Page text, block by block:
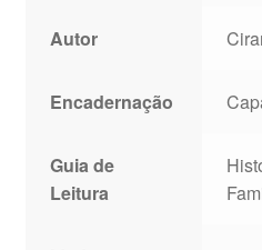
Autor
Encadernação
Guia de
Leitura